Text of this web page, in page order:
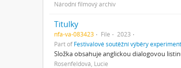
Národní filmový archiv
Titulky
nfa-va-083423 File
2023
Part ofFestivalové soutěžní výběry
Složka obsahuje anglickou dialogovou
Rosenfeldová, Lucie